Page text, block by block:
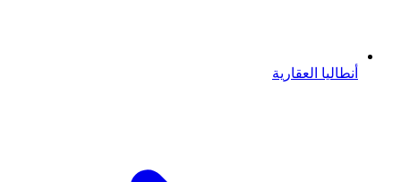
أنطاليا العقارية